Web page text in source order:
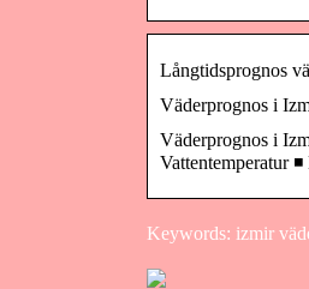
Långtidsprognos
Väderprognos i
Väderprognos i
Vattentemperatur
Keywords: izmir